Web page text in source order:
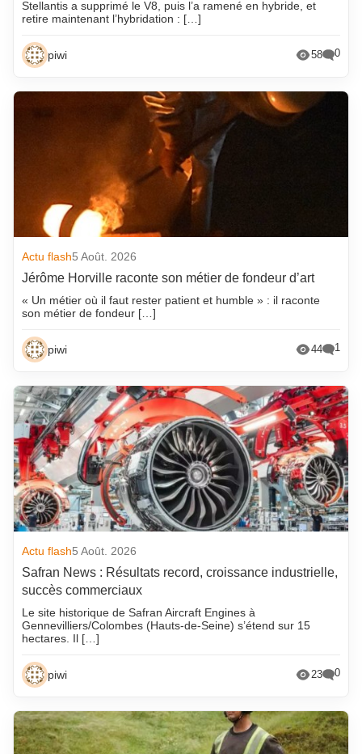
Stellantis a supprimé le V8, puis l’a ramené en hybride, et
retire maintenant l’hybridation : […]
piwi 58 0
Actu flash5 Août. 2026
Jérôme Horville raconte son métier de fondeur d’art
« Un métier où il faut rester patient et humble » : il raconte
son métier de fondeur […]
piwi 44 1
Actu flash5 Août. 2026
Safran News : Résultats record, croissance industrielle,
succès commerciaux
Le site historique de Safran Aircraft Engines à
Gennevilliers/Colombes (Hauts-de-Seine) s’étend sur 15
hectares. Il […]
piwi 23 0